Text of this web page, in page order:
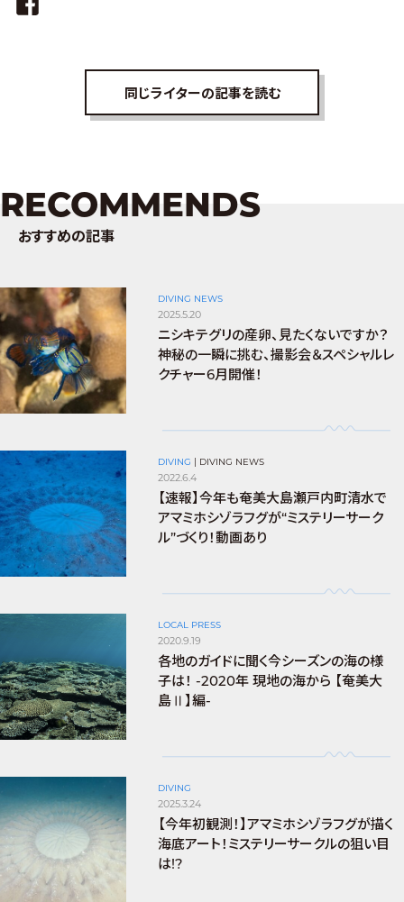
同じライターの記事を読む
RECOMMENDS
おすすめの記事
DIVING NEWS
2025.5.20
ニシキテグリの産卵、見たくないですか？
神秘の一瞬に挑む、撮影会＆スペシャルレ
クチャー6月開催！
DIVING DIVING NEWS
2022.6.4
【速報】今年も奄美大島瀬戸内町清水で
アマミホシゾラフグが“ミステリーサーク
ル”づくり！動画あり
LOCAL PRESS
2020.9.19
各地のガイドに聞く今シーズンの海の様
子は！ -2020年 現地の海から 【奄美大
島Ⅱ】編-
DIVING
2025.3.24
【今年初観測！】アマミホシゾラフグが描く
海底アート！ミステリーサークルの狙い目
は!?